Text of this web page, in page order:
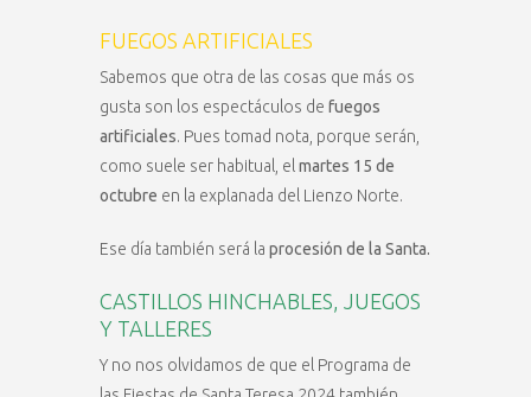
FUEGOS ARTIFICIALES
Sabemos que otra de las cosas que más os
gusta son los espectáculos de fuegos
artificiales. Pues tomad nota, porque serán,
como suele ser habitual, el martes 15 de
octubre en la explanada del Lienzo Norte.
Ese día también será la procesión de la Santa.
CASTILLOS HINCHABLES, JUEGOS
Y TALLERES
Y no nos olvidamos de que el Programa de